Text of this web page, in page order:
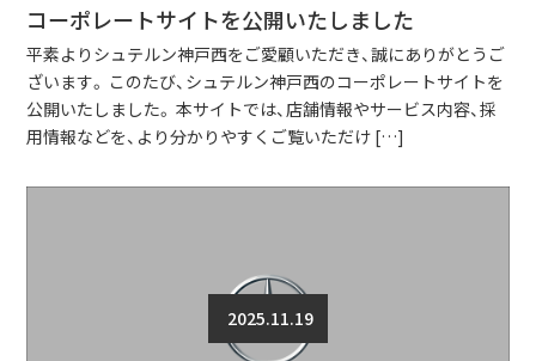
コーポレートサイトを公開いたしました
平素よりシュテルン神戸西をご愛顧いただき、誠にありがとうご
ざいます。 このたび、シュテルン神戸西のコーポレートサイトを
公開いたしました。 本サイトでは、店舗情報やサービス内容、採
用情報などを、より分かりやすくご覧いただけ […]
2025.11.19